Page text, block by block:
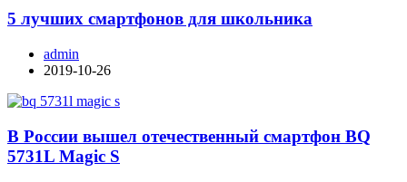
5 лучших смартфонов для школьника
admin
2019-10-26
В России вышел отечественный смартфон BQ
5731L Magic S